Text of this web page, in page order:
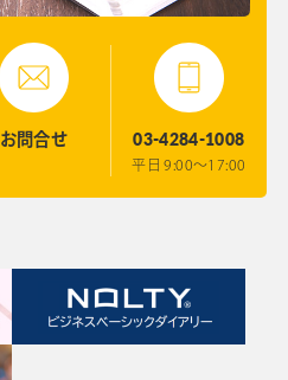
お問合せ 03-4284-1008
平日 9:00〜17:00